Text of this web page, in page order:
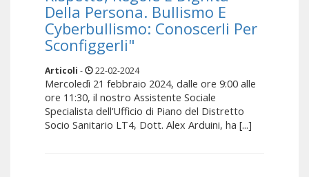
Della Persona. Bullismo E
Cyberbullismo: Conoscerli Per
Sconfiggerli"
Articoli - 22-02-2024
Mercoledì 21 febbraio 2024, dalle ore 9:00 alle
ore 11:30, il nostro Assistente Sociale
Specialista dell'Ufficio di Piano del Distretto
Socio Sanitario LT4, Dott. Alex Arduini, ha [...]